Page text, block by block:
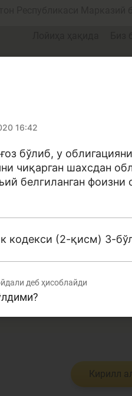
Пул
Кредит
Банк хизматлари
истеъмолчилари
ҳуқуқлари
Сизга оммавий
терминлари
Кирилл
16:42
бўлиб, у
чиқарган шахсдан
белгиланган
кодекси (2-қисм) 3-
деб ҳисоблайди